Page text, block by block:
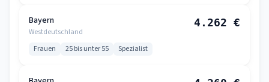
Bayern
Westdeutschland
4.262 €
Frauen 25 bis unter 55 Spezialist